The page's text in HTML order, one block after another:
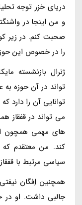
دریای خزر توجه
و من اینجا در
صحبت کنم. در زیر
را در خصوص این
ژنرال بازنشسته
تواند در آن حوزه به
توانایی آن را دارد
می تواند در قفقاز
های مهمی همچون
کند. من معتقدم که
سیاسی مرتبط با
همچنین اِفگان
جالبی داشت. او